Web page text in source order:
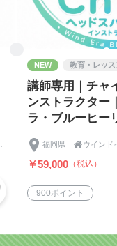
｜家族を癒すヘッド
事と、ベッドで行う
施術が可能｜サロン＆
化できる！（料金設定
00710124782011
マスターコース
52645902830001
マスターコース
NEW 教育・レッ
講師専用｜チャ
ンストラクター
ラ・ブルーヒー
日＋リアル実技1
福岡県 
￥59,000 （税込）
900ポイント